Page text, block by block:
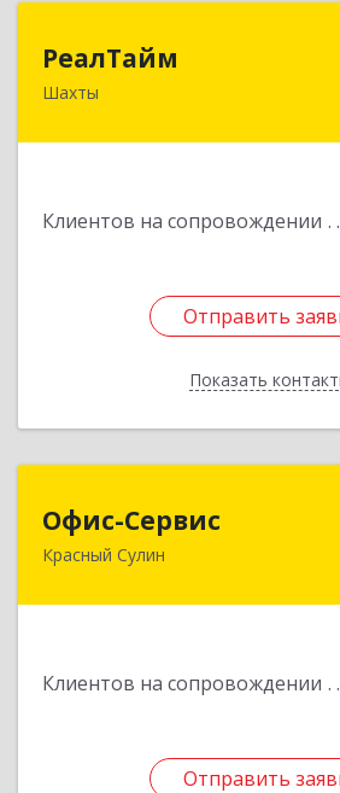
РеалТайм
Шахты
Клиентов на сопровождении
Отправить
Показать
Отправить
Назад
Офис-Сервис
Красный Сулин
Клиентов на сопровождении
Отправить
346350, Ростовская обл, р-н
Отправить